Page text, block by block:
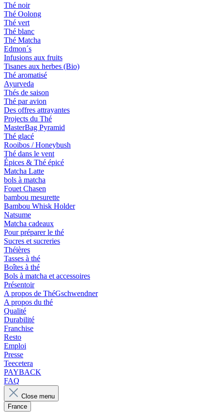
Thé noir
Thé Oolong
Thé vert
Thé blanc
Thé Matcha
Edmon´s
Infusions aux fruits
Tisanes aux herbes (Bio)
Thé aromatisé
Ayurveda
Thés de saison
Thé par avion
Des offres attrayantes
Projects du Thé
MasterBag Pyramid
Thé glacé
Rooibos / Honeybush
Thé dans le vent
Épices & Thé épicé
Matcha Latte
bols à matcha
Fouet Chasen
bambou mesurette
Bambou Whisk Holder
Natsume
Matcha cadeaux
Pour préparer le thé
Sucres et sucreries
Théières
Tasses à thé
Boîtes à thé
Bols à matcha et accessoires
Présentoir
A propos de ThéGschwendner
A propos du thé
Qualité
Durabilité
Franchise
Resto
Emploi
Presse
Teecetera
PAYBACK
FAQ
Close menu
France